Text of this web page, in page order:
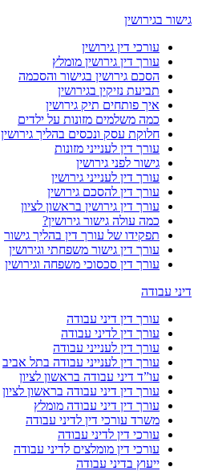
גישור בגירושין
עורכי דין גירושין
עורך דין גירושין מומלץ
הסכם גירושין בגישור והסכמה
תביעת נזיקין בגירושין
איך פותחים תיק גירושין
כמה משלמים מזונות על ילדים
חלוקת עסק ונכסים בהליך גירושין
עורך דין לענייני מזונות
גישור לפני גירושין
עורך דין לענייני גירושין
עורך דין להסכם גירושין
עורך דין גירושין בראשון לציון
כמה עולה גישור גירושין?
תפקידו של עורך דין בהליך גישור
עורך דין גישור משפחתי וגירושין
עורך דין סכסוכי משפחה וגירושין
דיני עבודה
עורך דין דיני עבודה
עורך דין לדיני עבודה
עורך דין לענייני עבודה
עורך דין לענייני עבודה בתל אביב
עו”ד דיני עבודה בראשון לציון
עורך דין דיני עבודה בראשון לציון
עורך דין דיני עבודה מומלץ
משרד עורכי דין לדיני עבודה
עורכי דין לדיני עבודה
עורכי דין מומלצים לדיני עבודה
ייעוץ בדיני עבודה